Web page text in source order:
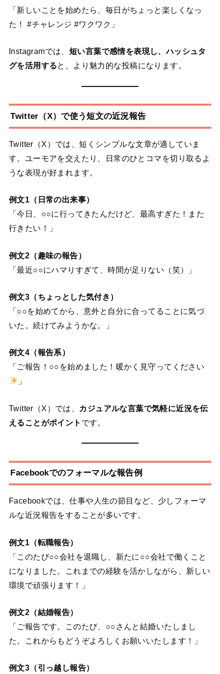
「新しいことを始めたら、毎日がちょっと楽しくなっ
た！ #チャレンジ #ワクワク」
Instagramでは、 短い言葉で感情を表現し、ハッシュタ
グを活用すると、より魅力的な投稿になります。
Twitter（X）で使う短文の近況報告
Twitter（X）では、短くシンプルな文章が適していま
す。ユーモアを交えたり、日常のひとコマを切り取るよ
うな表現が好まれます。
例文1（日常の出来事）
「今日、○○に行ってきたんだけど、最高すぎた！また
行きたい！」
例文2（趣味の報告）
「最近○○にハマりすぎて、時間が足りない（笑）」
例文3（ちょっとした気付き）
「○○を始めてから、意外と自分に合ってることに気づ
いた。続けてみようかな。」
例文4（報告系）
「ご報告！○○を始めました！暖かく見守ってください
」
Twitter（X）では、 カジュアルな言葉で気軽に近況を伝
えることがポイント です。
Facebookでのフォーマルな報告例
Facebookでは、仕事や人生の節目など、少しフォーマ
ルな近況報告をすることが多いです。
例文1（転職報告）
「このたび○○会社を退職し、新たに○○会社で働くこと
になりました。これまでの経験を活かしながら、新しい
環境で頑張ります！」
例文2（結婚報告）
「ご報告です。このたび、○○さんと結婚いたしまし
た。これからもどうぞよろしくお願いいたします！」
例文3（引っ越し報告）